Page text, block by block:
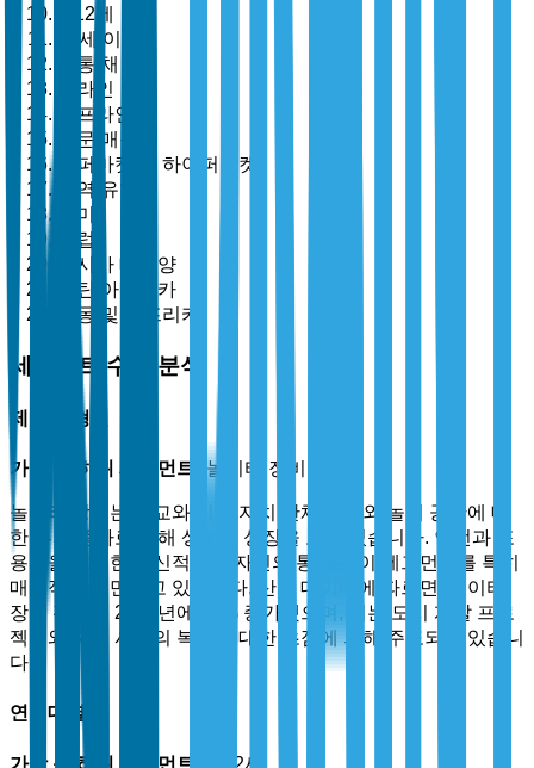
5-12세
12세 이상
유통 채널별
온라인
오프라인
전문 매장
슈퍼마켓 및 하이퍼마켓
지역 유형별
북미
유럽
아시아 태평양
라틴 아메리카
중동 및 아프리카
세그먼트 수준 분석
제품 유형별
가장 큰 하위 세그먼트: 놀이터 장비
놀이터 장비는 학교와 지방 자치 단체의 야외 놀이 공간에 대
한 투자 증가로 인해 상당한 성장을 보고 있습니다. 안전과 포
용성을 고려한 혁신적인 디자인의 통합은 이 세그먼트를 특히
매력적으로 만들고 있습니다. 산업 데이터에 따르면, 놀이터
장비 판매는 2024년에 35% 증가했으며, 이는 도시 개발 프로
젝트와 지역 사회의 복지에 대한 초점에 의해 주도되고 있습니
다.
연령대별
가장 큰 하위 세그먼트: 5-12세